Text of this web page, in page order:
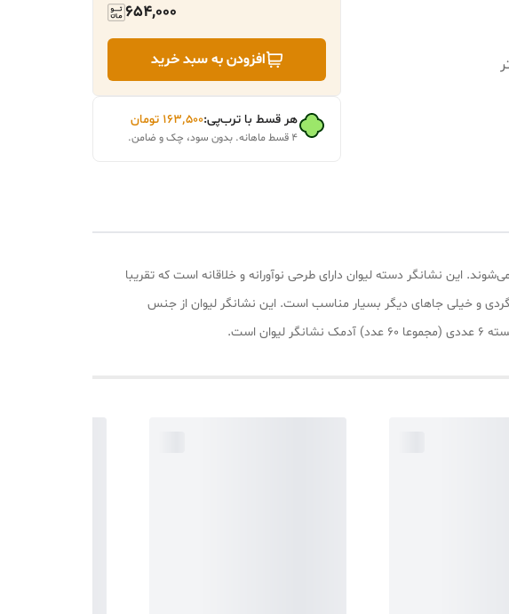
654,000
افزودن به سبد خرید
هر قسط با ترب‌پی:۱۶۳٬۵۰۰ تومان
۴ قسط ماهانه. بدون سود، چک و ضامن.
این نشانگر دسته لیوان دارای طرحی نوآورانه و خلاقانه است که تقریبا
گردی و خیلی جاهای دیگر بسیار مناسب است. این نشانگر لیوان از جنس